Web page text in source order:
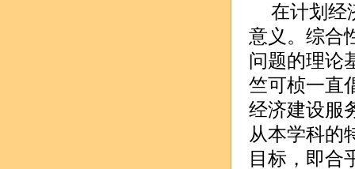
在计划经
意义。综合
问题的理论
竺可桢一直
经济建设服
从本学科的
目标，即合